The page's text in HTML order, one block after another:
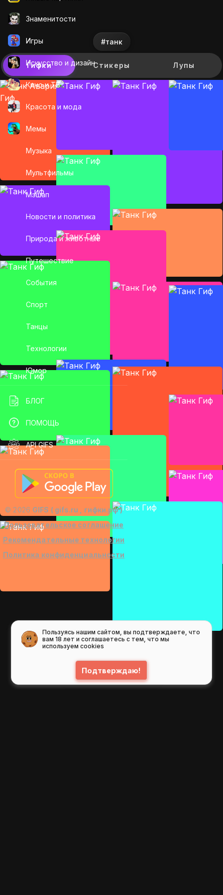
Знаменитости
Игры
Искусcтво и дизайн
Кино и ТВ
Красота и мода
Мемы
Музыка
Мультфильмы
Мэшап
Новости и политика
Природа и животные
Путешествие
События
Спорт
Танцы
Технологии
Юмор
БЛОГ
ПОМОЩЬ
API GIFS
© 2026 GIFS ( gifs.ru , гифки.рф )
Пользовательское соглашение
Рекомендательные технологии
Политика конфиденциальности
#танк
Гифки Стикеры Лупы
Пользуясь нашим сайтом, вы подтверждаете, что
вам 18 лет и соглашаетесь с тем, что мы
используем cookies
Подтверждаю!